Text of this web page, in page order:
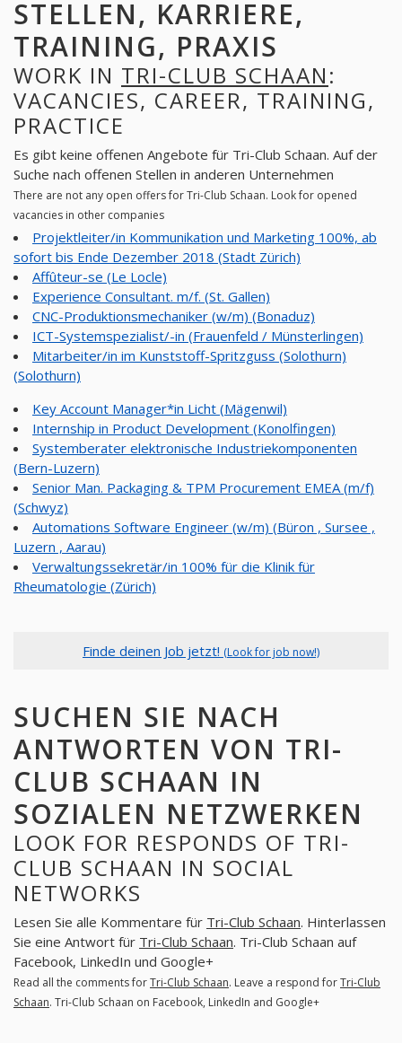
STELLEN, KARRIERE,
TRAINING, PRAXIS
WORK IN TRI-CLUB SCHAAN:
VACANCIES, CAREER, TRAINING,
PRACTICE
Es gibt keine offenen Angebote für Tri-Club Schaan. Auf der
Suche nach offenen Stellen in anderen Unternehmen
There are not any open offers for Tri-Club Schaan. Look for opened
vacancies in other companies
Projektleiter/in Kommunikation und Marketing 100%, ab
sofort bis Ende Dezember 2018 (Stadt Zürich)
Affûteur-se (Le Locle)
Experience Consultant. m/f. (St. Gallen)
CNC-Produktionsmechaniker (w/m) (Bonaduz)
ICT-Systemspezialist/-in (Frauenfeld / Münsterlingen)
Mitarbeiter/in im Kunststoff-Spritzguss (Solothurn)
(Solothurn)
Key Account Manager*in Licht (Mägenwil)
Internship in Product Development (Konolfingen)
Systemberater elektronische Industriekomponenten
(Bern-Luzern)
Senior Man. Packaging & TPM Procurement EMEA (m/f)
(Schwyz)
Automations Software Engineer (w/m) (Büron , Sursee ,
Luzern , Aarau)
Verwaltungssekretär/in 100% für die Klinik für
Rheumatologie (Zürich)
Finde deinen Job jetzt! (Look for job now!)
SUCHEN SIE NACH
ANTWORTEN VON TRI-
CLUB SCHAAN IN
SOZIALEN NETZWERKEN
LOOK FOR RESPONDS OF TRI-
CLUB SCHAAN IN SOCIAL
NETWORKS
Lesen Sie alle Kommentare für Tri-Club Schaan. Hinterlassen
Sie eine Antwort für Tri-Club Schaan. Tri-Club Schaan auf
Facebook, LinkedIn und Google+
Read all the comments forTri-Club Schaan. Leave a respond forTri-Club
Schaan. Tri-Club Schaan on Facebook, LinkedIn and Google+